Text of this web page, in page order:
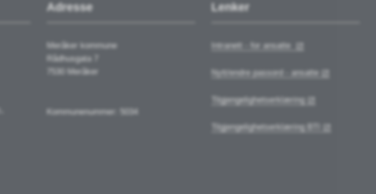
Adresse
Meråker kommune
Rådhusgata 7
7530 Meråker
Kommunenummer: 5034
Lenker
Intranett - for ansatte
Nytt/endre passord - ansatte
Tilgjengelighetserklæring
Tilgjengelighetserklæring BTI